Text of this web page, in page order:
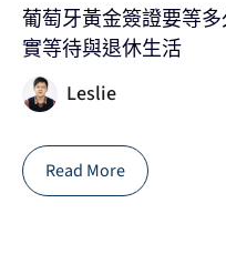
葡萄牙黃金簽證要等
實等待與退休生活
Leslie
Read More